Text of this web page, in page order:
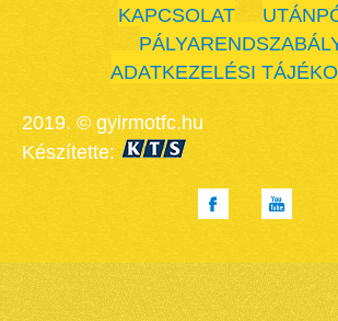
KAPCSOLAT
ADATKEZELÉSI
2019. © gyirmotfc.hu
Készítette: